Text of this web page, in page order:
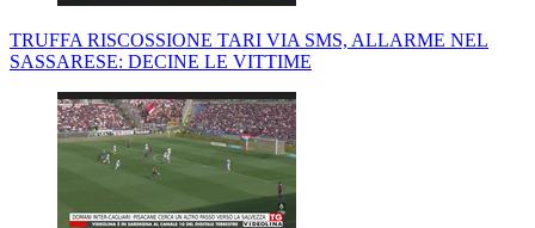
TRUFFA RISCOSSIONE TARI VIA SMS, ALLARME NEL
SASSARESE: DECINE LE VITTIME